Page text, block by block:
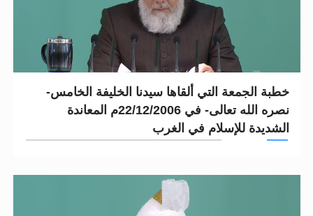
خطبة الجمعة التي ألقاها سيدنا الخليفة الخامس-
نصره الله تعالى- في 22/12/2006م المعاندة
الشديدة للإسلام في الغرب